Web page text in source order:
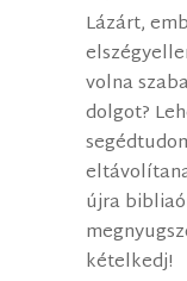
Lázárt,
volna
dolgot?
újra
kételkedj!